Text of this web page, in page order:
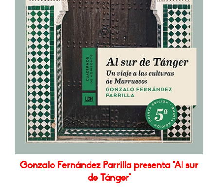
Gonzalo Fernández Parrilla presenta "Al sur
de Tánger"